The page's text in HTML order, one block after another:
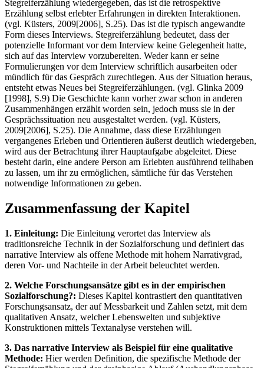
Stegreiferzählung wiedergegeben, das ist die retrospektive
Erzählung selbst erlebter Erfahrungen in direkten Interaktionen.
(vgl. Küsters, 2009[2006], S.25). Das ist die typisch angewandte
Form dieses Interviews. Stegreiferzählung bedeutet, dass der
potenzielle Informant vor dem Interview keine Gelegenheit hatte,
sich auf das Interview vorzubereiten. Weder kann er seine
Formulierungen vor dem Interview schriftlich ausarbeiten oder
mündlich für das Gespräch zurechtlegen. Aus der Situation heraus,
entsteht etwas Neues bei Stegreiferzählungen. (vgl. Glinka 2009
[1998], S.9) Die Geschichte kann vorher zwar schon in anderen
Zusammenhängen erzählt worden sein, jedoch muss sie in der
Gesprächssituation neu ausgestaltet werden. (vgl. Küsters,
2009[2006], S.25). Die Annahme, dass diese Erzählungen
vergangenes Erleben und Orientieren äußerst deutlich wiedergeben,
wird aus der Betrachtung ihrer Hauptaufgabe abgeleitet. Diese
besteht darin, eine andere Person am Erlebten ausführend teilhaben
zu lassen, um ihr zu ermöglichen, sämtliche für das Verstehen
notwendige Informationen zu geben.
Zusammenfassung der Kapitel
1. Einleitung: Die Einleitung verortet das Interview als
traditionsreiche Technik in der Sozialforschung und definiert das
narrative Interview als offene Methode mit hohem Narrativgrad,
deren Vor- und Nachteile in der Arbeit beleuchtet werden.
2. Welche Forschungsansätze gibt es in der empirischen
Sozialforschung?: Dieses Kapitel kontrastiert den quantitativen
Forschungsansatz, der auf Messbarkeit und Zahlen setzt, mit dem
qualitativen Ansatz, welcher Lebenswelten und subjektive
Konstruktionen mittels Textanalyse verstehen will.
3. Das narrative Interview als Beispiel für eine qualitative
Methode: Hier werden Definition, die spezifische Methode der